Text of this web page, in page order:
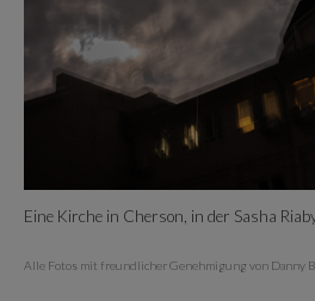
Eine Kirche in Cherson, in der Sasha
Alle Fotos mit freundlicher Genehmigung von Danny